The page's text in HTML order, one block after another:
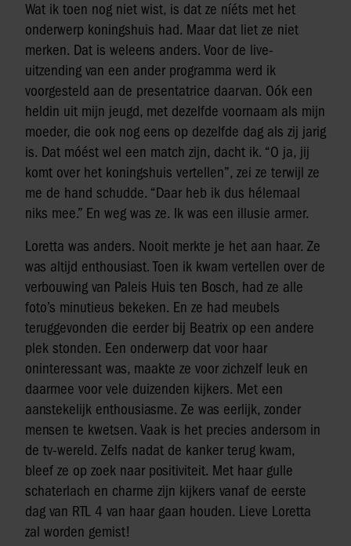
Wat ik toen nog niet wist, is dat ze níéts met het
onderwerp koningshuis had. Maar dat liet ze niet
merken. Dat is weleens anders. Voor de live-
uitzending van een ander programma werd ik
voorgesteld aan de presentatrice daarvan. Oók een
heldin uit mijn jeugd, met dezelfde voornaam als mijn
moeder, die ook nog eens op dezelfde dag als zij jarig
is. Dat móést wel een match zijn, dacht ik. “O ja, jij
komt over het koningshuis vertellen”, zei ze terwijl ze
me de hand schudde. “Daar heb ik dus hélemaal
niks mee.” En weg was ze. Ik was een illusie armer.
Loretta was anders. Nooit merkte je het aan haar. Ze
was altijd enthousiast. Toen ik kwam vertellen over de
verbouwing van Paleis Huis ten Bosch, had ze alle
foto’s minutieus bekeken. En ze had meubels
teruggevonden die eerder bij Beatrix op een andere
plek stonden. Een onderwerp dat voor haar
oninteressant was, maakte ze voor zichzelf leuk en
daarmee voor vele duizenden kijkers. Met een
aanstekelijk enthousiasme. Ze was eerlijk, zonder
mensen te kwetsen. Vaak is het precies andersom in
de tv-wereld. Zelfs nadat de kanker terug kwam,
bleef ze op zoek naar positiviteit. Met haar gulle
schaterlach en charme zijn kijkers vanaf de eerste
dag van RTL 4 van haar gaan houden. Lieve Loretta
zal worden gemist!